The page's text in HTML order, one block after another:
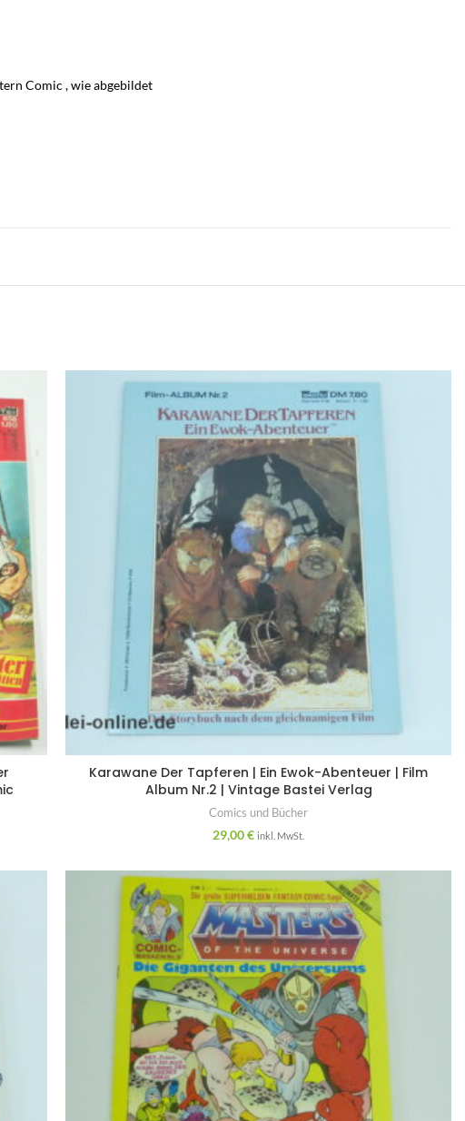
Comic , wie abgebildet
Karawane Der Tapferen | Ein Ewok-Abenteuer | Film
Album Nr.2 | Vintage Bastei Verlag
Comics und Bücher
29,00€ inkl. MwSt.